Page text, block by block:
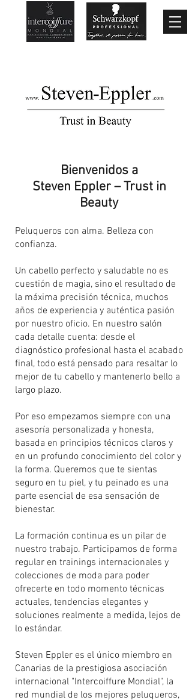
Bienvenidos a
Steven Eppler – Trust in
Beauty
Peluqueros con alma. Belleza con
confianza.
Un cabello perfecto y saludable no es
cuestión de magia, sino el resultado de
la máxima precisión técnica, muchos
años de experiencia y auténtica pasión
por nuestro oficio. En nuestro salón
cada detalle cuenta: desde el
diagnóstico profesional hasta el acabado
final, todo está pensado para resaltar lo
mejor de tu cabello y mantenerlo bello a
largo plazo.
Por eso empezamos siempre con una
asesoría personalizada y honesta,
basada en principios técnicos claros y
en un profundo conocimiento del color y
la forma. Queremos que te sientas
seguro en tu piel, y tu peinado es una
parte esencial de esa sensación de
bienestar.
La formación continua es un pilar de
nuestro trabajo. Participamos de forma
regular en trainings internacionales y
colecciones de moda para poder
ofrecerte en todo momento técnicas
actuales, tendencias elegantes y
soluciones realmente a medida, lejos de
lo estándar.
Steven Eppler es el único miembro en
Canarias de la prestigiosa asociación
internacional "Intercoiffure Mondial", la
red mundial de los mejores peluqueros,